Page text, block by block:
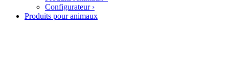
Configurateur ›
Produits pour animaux